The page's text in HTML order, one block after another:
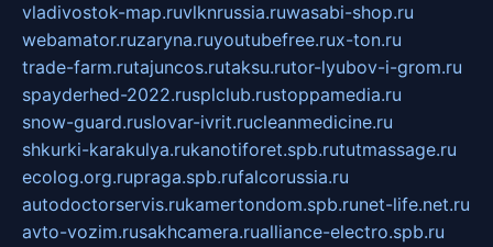
vladivostok-map.ruvlknrussia.ruwasabi-shop.ru
webamator.ruzaryna.ruyoutubefree.rux-ton.ru
trade-farm.rutajuncos.rutaksu.rutor-lyubov-i-grom.ru
spayderhed-2022.rusplclub.rustoppamedia.ru
snow-guard.ruslovar-ivrit.rucleanmedicine.ru
shkurki-karakulya.rukanotiforet.spb.rututmassage.ru
ecolog.org.rupraga.spb.rufalcorussia.ru
autodoctorservis.rukamertondom.spb.runet-life.net.ru
avto-vozim.rusakhcamera.rualliance-electro.spb.ru